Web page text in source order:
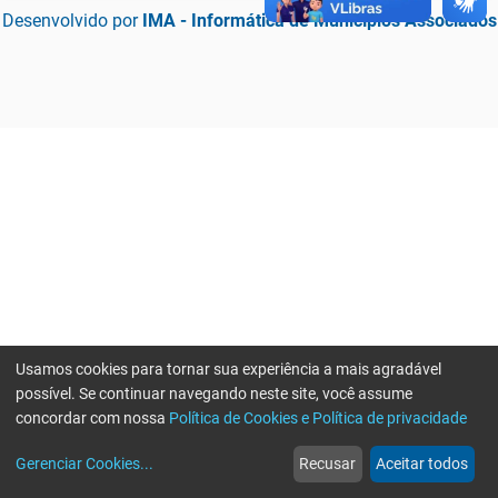
Desenvolvido por IMA - Informática de Municípios Associados
web
Notícias
more_horiz
Mais
Usamos cookies para tornar sua experiência a mais agradável
possível. Se continuar navegando neste site, você assume
concordar com nossa Política de Cookies e Política de privacidade
Gerenciar Cookies... Recusar Aceitar todos
Erro ao enviar informações, por favor tente novamente